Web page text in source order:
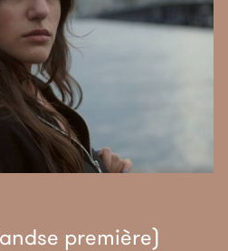
première)